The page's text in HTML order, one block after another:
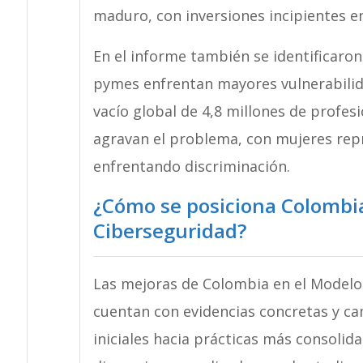
maduro, con inversiones incipientes
En el informe también se
pymes enfrentan mayores
vacío global de 4,8 millones de
agravan el problema, con mujeres
enfrentando discriminación.
¿Cómo se posiciona
Ciberseguridad?
Las mejoras de Colombia en el
cuentan con evidencias concretas y
iniciales hacia prácticas más